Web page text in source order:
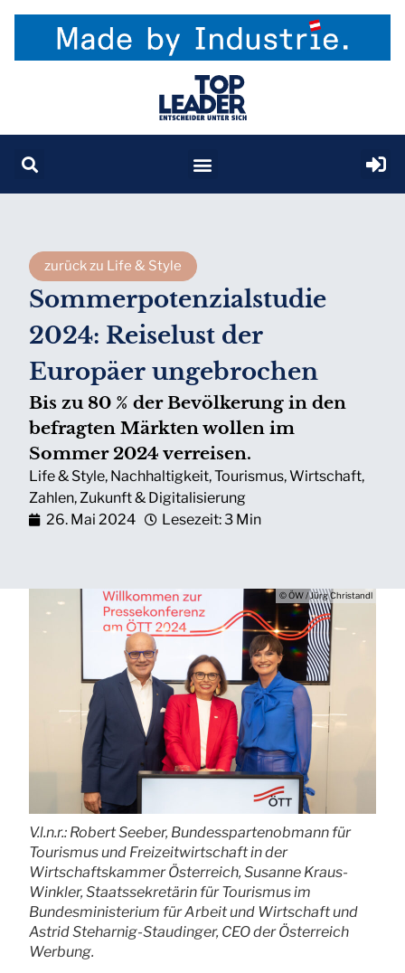
zurück zu Life & Style
Sommerpotenzialstudie
2024: Reiselust der
Europäer ungebrochen
Bis zu 80 % der Bevölkerung in den
befragten Märkten wollen im
Sommer 2024 verreisen.
Life & Style, Nachhaltigkeit,Tourismus,Wirtschaft,
Zahlen,Zukunft & Digitalisierung
26. Mai 2024
Lesezeit: 3 Min
© ÖW / Jürg Christandl
V.l.n.r.: Robert Seeber, Bundesspartenobmann für
Tourismus und Freizeitwirtschaft in der
Wirtschaftskammer Österreich, Susanne Kraus-
Winkler, Staatssekretärin für Tourismus im
Bundesministerium für Arbeit und Wirtschaft und
Astrid Steharnig-Staudinger, CEO der Österreich
Werbung.